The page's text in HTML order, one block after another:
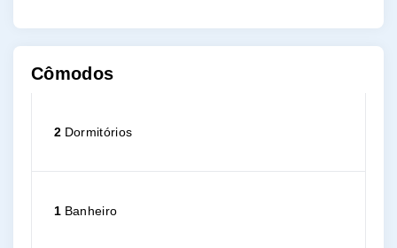
Cômodos
2 Dormitórios
1 Banheiro